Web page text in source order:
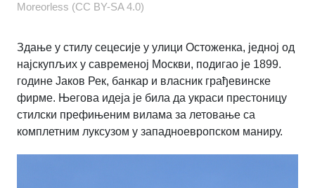
Moreorless (CC BY-SA 4.0)
Здање у стилу сецесије у улици Остоженка, једној од
најскупљих у савременој Москви, подигао је 1899.
године Јаков Рек, банкар и власник грађевинске
фирме. Његова идеја је била да украси престоницу
стилски префињеним вилама за летовање са
комплетним луксузом у западноевропском маниру.